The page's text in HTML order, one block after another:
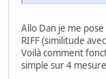
Allo Dan je me
RIFF (similitude
Voilà comment
simple sur 4